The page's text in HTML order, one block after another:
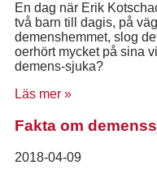
En dag när Erik
två barn till dagis, på
demenshemmet, slog
oerhört mycket på sina
demens-sjuka?
Läs mer »
Fakta om
2018-04-09